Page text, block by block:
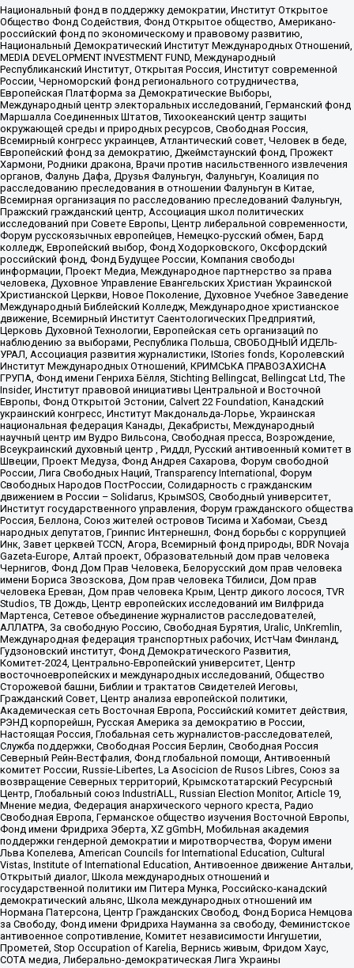
Национальный фонд в поддержку демократии, Институт Открытое
Общество Фонд Содействия, Фонд Открытое общество, Американо-
российский фонд по экономическому и правовому развитию,
Национальный Демократический Институт Международных Отношений,
MEDIA DEVELOPMENT INVESTMENT FUND, Международный
Республиканский Институт, Открытая Россия, Институт современной
России, Черноморский фонд регионального сотрудничества,
Европейская Платформа за Демократические Выборы,
Международный центр электоральных исследований, Германский фонд
Маршалла Соединенных Штатов, Тихоокеанский центр защиты
окружающей среды и природных ресурсов, Свободная Россия,
Всемирный конгресс украинцев, Атлантический совет, Человек в беде,
Европейский фонд за демократию, Джеймстаунский фонд, Прожект
Хармони, Родники дракона, Врачи против насильственного извлечения
органов, Фалунь Дафа, Друзья Фалуньгун, Фалуньгун, Коалиция по
расследованию преследования в отношении Фалуньгун в Китае,
Всемирная организация по расследованию преследований Фалуньгун,
Пражский гражданский центр, Ассоциация школ политических
исследований при Совете Европы, Центр либеральной современности,
Форум русскоязычных европейцев, Немецко-русский обмен, Бард
колледж, Европейский выбор, Фонд Ходорковского, Оксфордский
российский фонд, Фонд Будущее России, Компания свободы
информации, Проект Медиа, Международное партнерство за права
человека, Духовное Управление Евангельских Христиан Украинской
Христианской Церкви, Новое Поколение, Духовное Учебное Заведение
Международный Библейский Колледж, Международное христианское
движение, Всемирный Институт Саентологических Предприятий,
Церковь Духовной Технологии, Европейская сеть организаций по
наблюдению за выборами, Республика Польша, СВОБОДНЫЙ ИДЕЛЬ-
УРАЛ, Ассоциация развития журналистики, IStories fonds, Королевский
Институт Международных Отношений, КРИМСЬКА ПРАВОЗАХИСНА
ГРУПА, Фонд имени Генриха Бёлля, Stichting Bellingcat, Bellingcat Ltd, The
Insider, Институт правовой инициативы Центральной и Восточной
Европы, Фонд Открытой Эстонии, Calvert 22 Foundation, Канадский
украинский конгресс, Институт Макдональда-Лорье, Украинская
национальная федерация Канады, Декабристы, Международный
научный центр им Вудро Вильсона, Свободная пресса, Возрождение,
Всеукраинский духовный центр , Риддл, Русский антивоенный комитет в
Швеции, Проект Медуза, Фонд Андрея Сахарова, Форум свободной
России, Лига Свободных Наций, Transparеncy International, Форум
Свободных Народов ПостРоссии, Солидарность с гражданским
движением в России – Solidarus, КрымSOS, Свободный университет,
Институт государственного управления, Форум гражданского общества
Россия, Беллона, Союз жителей островов Тисима и Хабомаи, Съезд
народных депутатов, Гринпис Интернешнл, Фонд борьбы с коррупцией
Инк, Завет церквей TCCN, Агора, Всемирный фонд природы, BDR Novaja
Gazeta-Europe, Алтай проект, Образовательный дом прав человека
Чернигов, Фонд Дом Прав Человека, Белорусский дом прав человека
имени Бориса Звозскова, Дом прав человека Тбилиси, Дом прав
человека Ереван, Дом прав человека Крым, Центр дикого лосося, TVR
Studios, ТВ Дождь, Центр европейских исследований им Вилфрида
Мартенса, Сетевое объединение журналистов расследователей,
АЛЛАТРА, За свободную Россию, Свободная Бурятия, Uralic, UnKremlin,
Международная федерация транспортных рабочих, ИстЧам Финланд,
Гудзоновский институт, Фонд Демократического Развития,
Комитет-2024, Центрально-Европейский университет, Центр
восточноевропейских и международных исследований, Общество
Сторожевой башни, Библии и трактатов Свидетелей Иеговы,
Гражданский Совет, Центр анализа европейской политики,
Академическая сеть Восточная Европа, Российский комитет действия,
РЭНД корпорейшн, Русская Америка за демократию в России,
Настоящая Россия, Глобальная сеть журналистов-расследователей,
Служба поддержки, Свободная Россия Берлин, Свободная Россия
Северный Рейн-Вестфалия, Фонд глобальной помощи, Антивоенный
комитет России, Russie-Libertes, La Asocicion de Rusos Libres, Союз за
возвращение Северных территорий, Крымскотатарский Ресурсный
Центр, Глобальный союз IndustriALL, Russian Election Monitor, Article 19,
Мнение медиа, Федерация анархического черного креста, Радио
Свободная Европа, Германское общество изучения Восточной Европы,
Фонд имени Фридриха Эберта, XZ gGmbH, Мобильная академия
поддержки гендерной демократии и миротворчества, Форум имени
Льва Копелева, American Councils for International Education, Cultural
Vistas, Institute of International Education, Антивоенное движение Антальи,
Открытый диалог, Школа международных отношений и
государственной политики им Питера Мунка, Российско-канадский
демократический альянс, Школа международных отношений им
Нормана Патерсона, Центр Гражданских Свобод, Фонд Бориса Немцова
за Свободу, Фонд имени Фридриха Науманна за свободу, Феминистское
антивоенное сопротивление, Комитет независимости Ингушетии,
Прометей, Stop Occupation of Karelia, Вернись живым, Фридом Хаус,
СОТА медиа, Либерально-демократическая Лига Украины